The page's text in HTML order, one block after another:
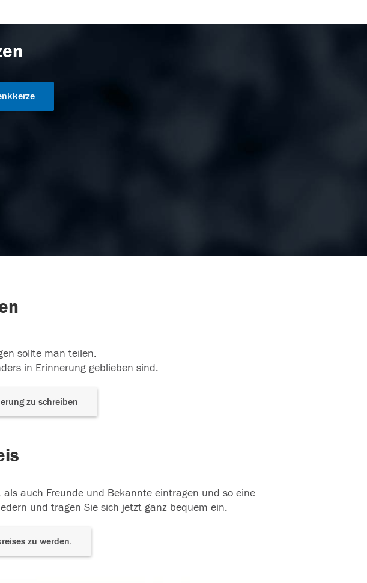
sollte man teilen.
in Erinnerung geblieben sind.
zu schreiben
auch Freunde und Bekannte eintragen und so eine
und tragen Sie sich jetzt ganz bequem ein.
zu werden.